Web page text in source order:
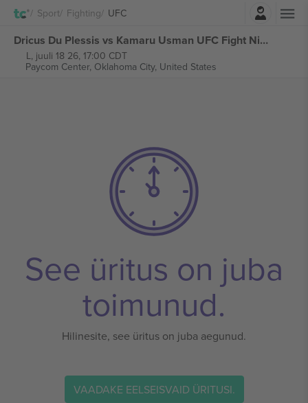
Sport Fighting UFC
Dricus Du Plessis vs Kamaru Usman UFC Fight Night piletid
L, juuli 18 26, 17:00 CDT
Paycom Center, Oklahoma City, United States
See üritus on juba
toimunud.
Hilinesite, see üritus on juba aegunud.
VAADAKE EELSEISVAID ÜRITUSI.